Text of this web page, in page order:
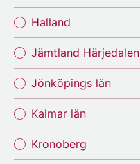
Halland
Jämtland Härjedalen
Jönköpings län
Kalmar län
Kronoberg